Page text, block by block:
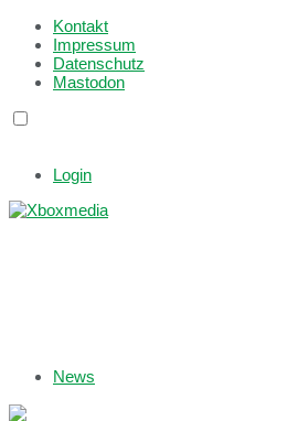
Kontakt
Impressum
Datenschutz
Mastodon
Login
News